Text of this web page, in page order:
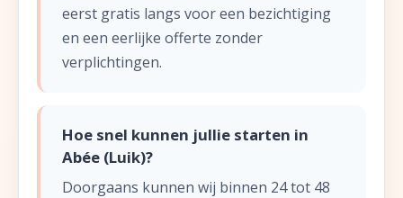
eerst gratis langs voor een bezichtiging
en een eerlijke offerte zonder
verplichtingen.
Hoe snel kunnen jullie starten in
Abée (Luik)?
Doorgaans kunnen wij binnen 24 tot 48